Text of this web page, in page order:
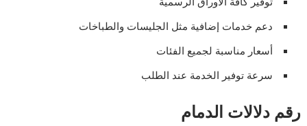
دعم خدمات إضافية مثل الجليسات والطباخات
أسعار مناسبة لجميع الفئات
سرعة توفير الخدمة عند الطلب
رقم دلالات الدمام